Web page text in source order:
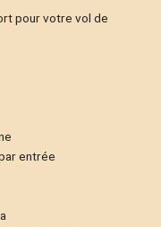
pour votre vol de
entrée